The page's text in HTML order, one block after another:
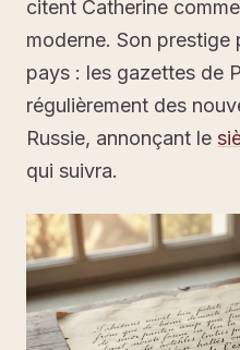
citent Catherine
moderne. Son prestige
pays : les gazettes de
régulièrement des
Russie, annonçant le
qui suivra.